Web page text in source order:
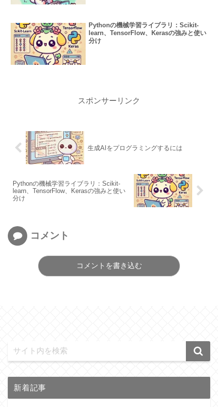
Pythonの機械学習ライブラリ：Scikit-
learn、TensorFlow、Kerasの強みと使い
分け
スポンサーリンク
生成AIをプログラミングするには
Pythonの機械学習ライブラリ：Scikit-
learn、TensorFlow、Kerasの強みと使い
分け
コメント
コメントを書き込む
新着記事